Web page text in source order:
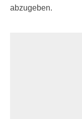
abzugeben.